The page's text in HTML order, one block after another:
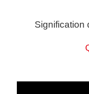
Signification